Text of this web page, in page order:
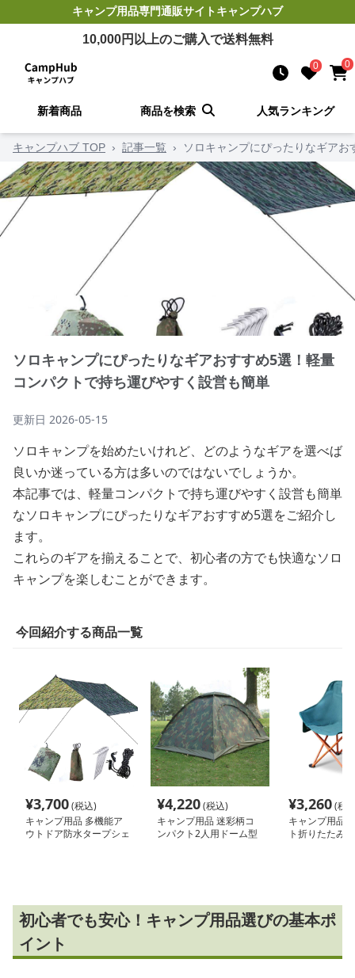
キャンプ用品専門通販サイトキャンプハブ
10,000円以上のご購入で送料無料
0 0
新着商品 商品を検索 人気ランキング
キャンプハブ TOP › 記事一覧 › ソロキャンプにぴったりなギア
ソロキャンプにぴったりなギアおすすめ5選！軽量
コンパクトで持ち運びやすく設営も簡単
更新日 2026-05-15
ソロキャンプを始めたいけれど、どのようなギアを選べば
良いか迷っている方は多いのではないでしょうか。
本記事では、軽量コンパクトで持ち運びやすく設営も簡単
なソロキャンプにぴったりなギアおすすめ5選をご紹介し
ます。
これらのギアを揃えることで、初心者の方でも快適なソロ
キャンプを楽しむことができます。
今回紹介する商品一覧
¥3,700(税込)
キャンプ用品 多機能ア
ウトドア防水タープシェ
¥4,220(税込)
キャンプ用品 迷彩柄コ
ンパクト2人用ドーム型
¥3,260(税
キャンプ用品
ト折りたたみ
初心者でも安心！キャンプ用品選びの基本ポ
イント